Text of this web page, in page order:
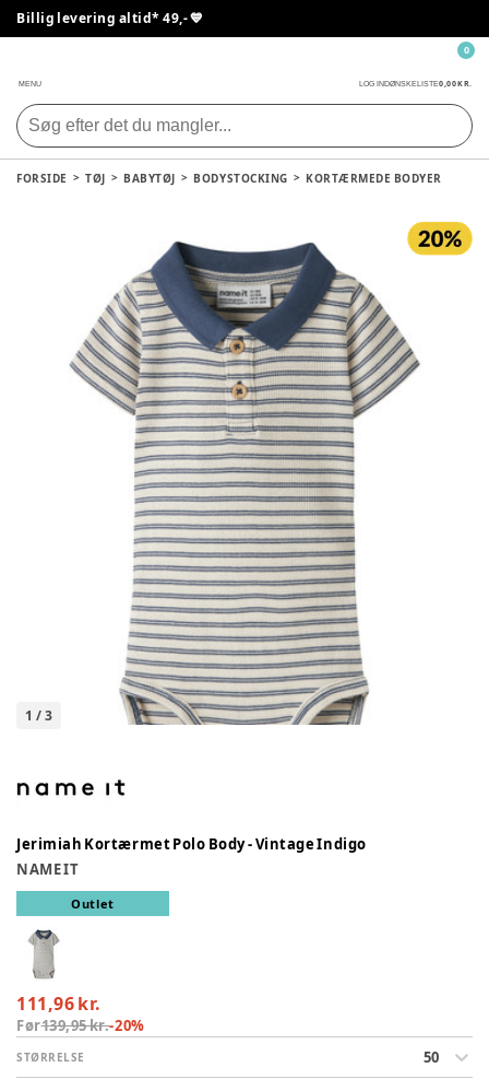
Billig levering altid* 49,- 💙
MENU LOG INDØNSKELISTE0,00 KR.
0
FORSIDE TØJ BABYTØJ BODYSTOCKING KORTÆRMEDE BODYER
1 /3
Jerimiah Kortærmet Polo Body - Vintage Indigo
NAME IT
Outlet
111,96 kr.
Før139,95 kr.-20%
STØRRELSE 50